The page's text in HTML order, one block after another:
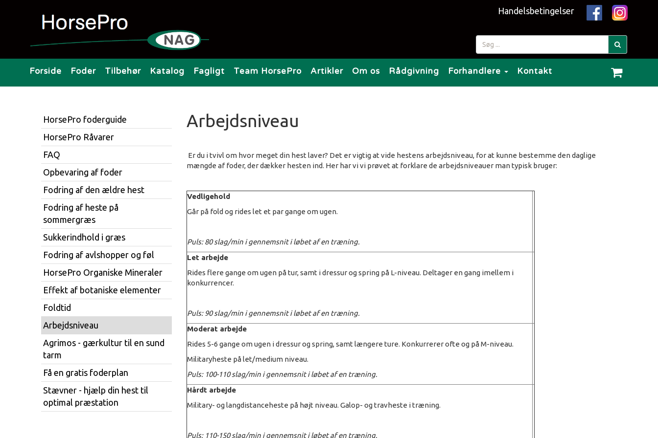
Handelsbetingelser
Forside Foder Tilbehør Katalog Fagligt Team HorsePro Artikler Om os Rådgivning Forhandlere Kontakt
HorsePro foderguide
HorsePro Råvarer
FAQ
Opbevaring af foder
Fodring af den ældre hest
Fodring af heste på
sommergræs
Sukkerindhold i græs
Fodring af avlshopper og føl
HorsePro Organiske Mineraler
Effekt af botaniske elementer
Foldtid
Arbejdsniveau
Agrimos - gærkultur til en sund
tarm
Få en gratis foderplan
Stævner - hjælp din hest til
optimal præstation
Arbejdsniveau
Er du i tvivl om hvor meget din hest laver? Det er vigtig at vide hestens arbejdsniveau, for at kunne bestemme den daglige
mængde af foder, der dækker hesten ind. Her har vi vi prøvet at forklare de arbejdsniveauer man typisk bruger:
Vedligehold
Går på fold og rides let et par gange om ugen.
Puls: 80 slag/min i gennemsnit i løbet af en træning.
Let arbejde
Rides flere gange om ugen på tur, samt i dressur og spring på L-niveau. Deltager en gang imellem i
konkurrencer.
Puls: 90 slag/min i gennemsnit i løbet af en træning.
Moderat arbejde
Rides 5-6 gange om ugen i dressur og spring, samt længere ture. Konkurrerer ofte og på M-niveau.
Militaryheste på let/medium niveau.
Puls: 100-110 slag/min i gennemsnit i løbet af en træning.
Hårdt arbejde
Military- og langdistanceheste på højt niveau. Galop- og travheste i træning.
Puls: 110-150 slag/min i gennemsnit i løbet af en træning.